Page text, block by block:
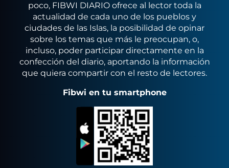
poco, FIBWI DIARIO ofrece al lector toda la
actualidad de cada uno de los pueblos y
ciudades de las Islas, la posibilidad de opinar
sobre los temas que más le preocupan, o,
incluso, poder participar directamente en la
confección del diario, aportando la información
que quiera compartir con el resto de lectores.
Fibwi en tu smartphone